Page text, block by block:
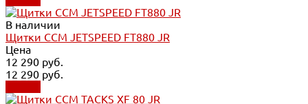
В наличии
Щитки CCM JETSPEED FT880 JR
Цена
12 290 руб.
12 290 руб.